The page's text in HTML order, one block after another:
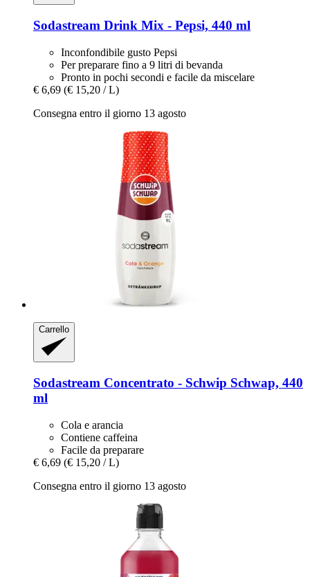
Sodastream Drink Mix -​ Pepsi, 440 ml
Inconfondibile gusto Pepsi
Per preparare fino a 9 litri di bevanda
Pronto in pochi secondi e facile da miscelare
€ 6,69 (€ 15,20 / L)
Consegna entro il giorno 13 agosto
Carrello
Sodastream Concentrato -​ Schwip Schwap, 440
ml
Cola e arancia
Contiene caffeina
Facile da preparare
€ 6,69 (€ 15,20 / L)
Consegna entro il giorno 13 agosto